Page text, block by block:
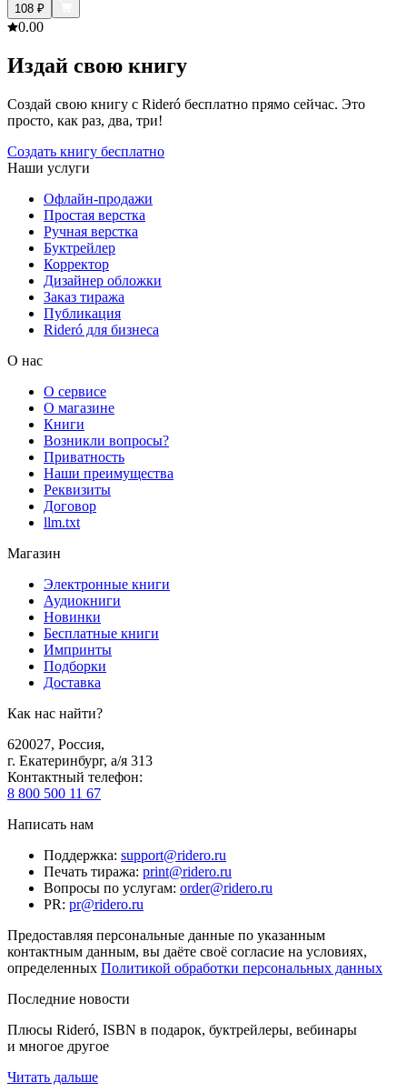
108 ₽
0.00
Издай свою книгу
Создай свою книгу с Rideró бесплатно прямо сейчас. Это
просто, как раз, два, три!
Создать книгу бесплатно
Наши услуги
Офлайн-продажи
Простая верстка
Ручная верстка
Буктрейлер
Корректор
Дизайнер обложки
Заказ тиража
Публикация
Rideró для бизнеса
О нас
О сервисе
О магазине
Книги
Возникли вопросы?
Приватность
Наши преимущества
Реквизиты
Договор
llm.txt
Магазин
Электронные книги
Аудиокниги
Новинки
Бесплатные книги
Импринты
Подборки
Доставка
Как нас найти?
620027, Россия,
г. Екатеринбург, а/я 313
Контактный телефон:
8 800 500 11 67
Написать нам
Поддержка: support@ridero.ru
Печать тиража: print@ridero.ru
Вопросы по услугам: order@ridero.ru
PR: pr@ridero.ru
Предоставляя персональные данные по указанным
контактным данным, вы даёте своё согласие на условиях,
определенных Политикой обработки персональных данных
Последние новости
Плюсы Rideró, ISBN в подарок, буктрейлеры, вебинары
и многое другое
Читать дальше